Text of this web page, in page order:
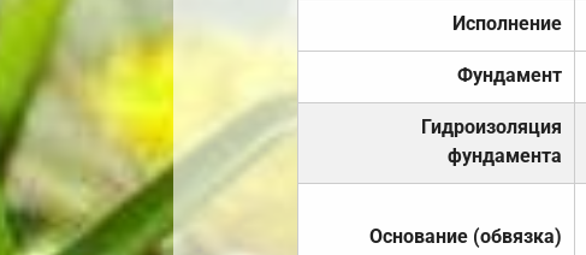
Исполнение
Фундамент
Гидроизоляция
фундамента
Основание (обвязка)